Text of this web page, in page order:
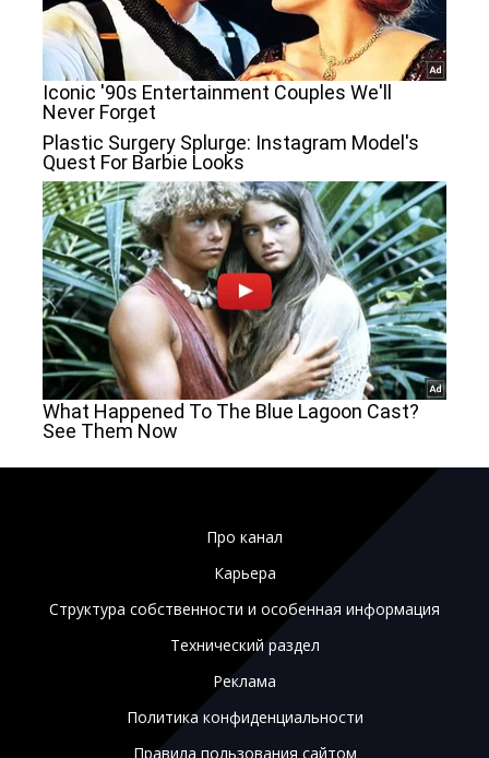
Про канал
Карьера
Структура собственности и особенная информация
Технический раздел
Реклама
Политика конфиденциальности
Правила пользования сайтом